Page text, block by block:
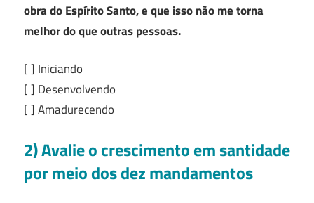
obra do Espírito Santo, e que isso não me torna
melhor do que outras pessoas.
[ ] Iniciando
[ ] Desenvolvendo
[ ] Amadurecendo
2) Avalie o crescimento em santidade
por meio dos dez mandamentos